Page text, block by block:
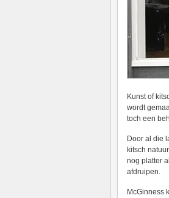
Kunst of
wordt
toch een
Door al die
kitsch
nog platter
afdruipen.
McGinness